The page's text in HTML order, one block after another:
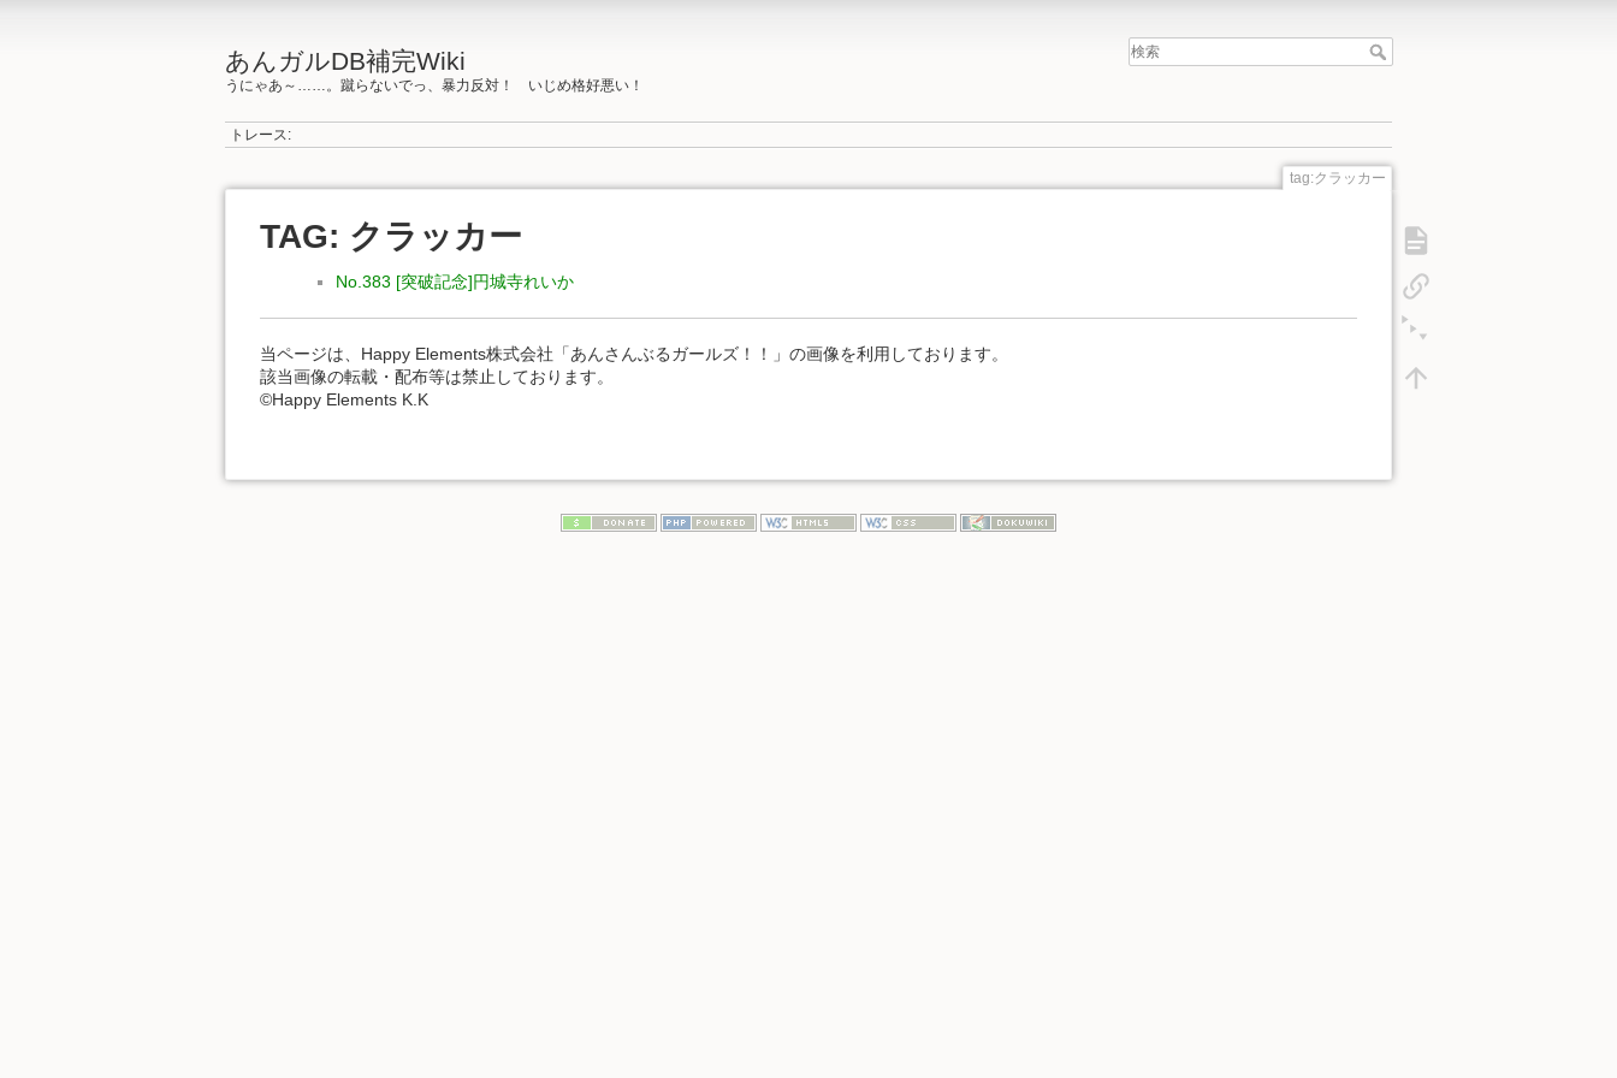
あんガルDB補完Wiki
うにゃあ～……。蹴らないでっ、暴力反対！ いじめ格好悪い！
トレース:
tag:クラッカー
TAG: クラッカー
No.383 [突破記念]円城寺れいか
当ページは、Happy Elements株式会社「あんさんぶるガールズ！！」の画像を利用しております。
該当画像の転載・配布等は禁止しております。
©Happy Elements K.K